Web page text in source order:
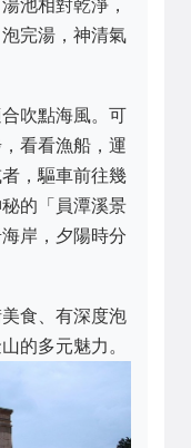
池相對乾淨，
完湯，神清氣
吹點海風。可
看看漁船，運
，驅車前往幾
的「員潭溪景
岸，夕陽時分
食、有深度泡
的多元魅力。